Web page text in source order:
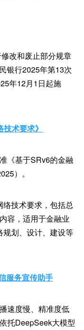
改和废止部分规章
银行2025年第13次
年12月1日起施
术要求》
《基于SRv6的金融
）。
技术要求，包括总
容，适用于金融业
划、设计、建设等
服务宣传助手
速度慢、精准度低
托DeepSeek大模型